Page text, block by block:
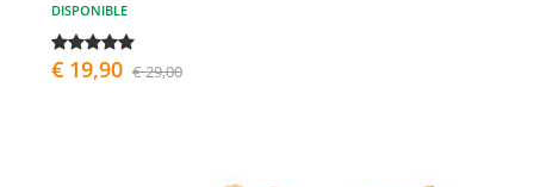
DISPONIBLE
€ 19,90 € 29,00